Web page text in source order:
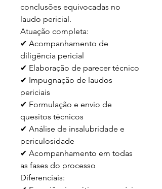
conclusões equivocadas no
laudo pericial.
Atuação completa:
✔ Acompanhamento de
diligência pericial
✔ Elaboração de parecer técnico
✔ Impugnação de laudos
periciais
✔ Formulação e envio de
quesitos técnicos
✔ Análise de insalubridade e
periculosidade
✔ Acompanhamento em todas
as fases do processo
Diferenciais: